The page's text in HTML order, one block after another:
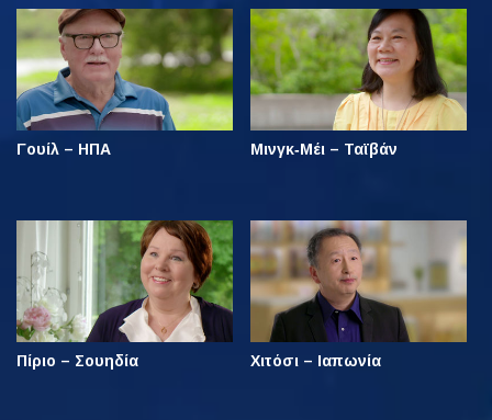
Γουίλ – ΗΠΑ Μινγκ‑Μέι – Ταϊβάν
Πίριο – Σουηδία Χιτόσι – Ιαπωνία